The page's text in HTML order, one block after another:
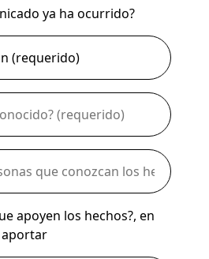
ya ha ocurrido?
apoyen los hechos?, en